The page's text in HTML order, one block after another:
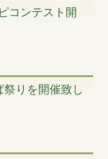
コンテスト開
りを開催致し